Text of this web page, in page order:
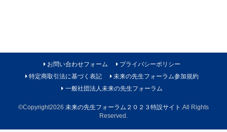
お問い合わせフォーム
プライバシーポリシー
特定商取引法に基づく表記
未来の先生フォーラム参加規約
一般社団法人未来の先生フォーラム
©Copyright2026 未来の先生フォーラム２０２３特設サイト .All Rights
Reserved.